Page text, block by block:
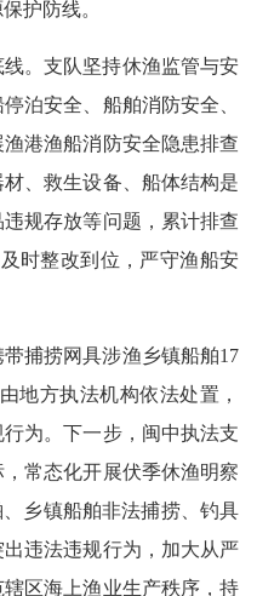
护防线。
。支队坚持休渔监管与安
泊安全、船舶消防安全、
港渔船消防安全隐患排查
、救生设备、船体结构是
规存放等问题，累计排查
时整改到位，严守渔船安
捕捞网具涉渔乡镇船舶17
地方执法机构依法处置，
为。下一步，闽中执法支
常态化开展伏季休渔明察
乡镇船舶非法捕捞、钓具
违法违规行为，加大从严
区海上渔业生产秩序，持